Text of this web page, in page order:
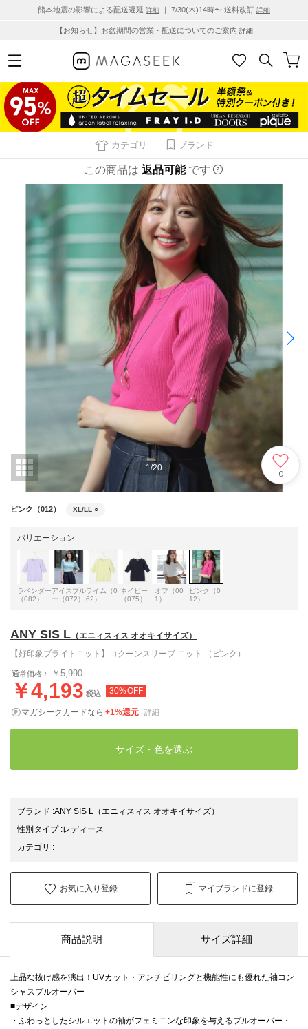
熊本地震の影響による配送遅延 詳細 ｜ 7/30(木)14時〜 送料改訂 詳細
【お知らせ】お盆期間の営業・配送についてのご案内 詳細
カテゴリ ブランド
この商品は 返品可能 です
1 /20
0
ピンク（012） XL/LL ○
バリエーション
ラベンダー
（082）
アイスブル
ー（072）
ライム（0
62）
ネイビー
（075）
オフ（00
1）
ピンク（0
12）
ANY SIS L （エニィスィス オオキイサイズ）
【好印象ブライトニット】コクーンスリーブ ニット （ピンク）
通常価格： ￥5,990
￥4,193 税込 30%OFF
マガシークカードなら +1%還元 詳細
サイズ・色を選ぶ
ブランド :ANY SIS L
（エニィスィス オオキイサイズ）
性別タイプ:レディース
カテゴリ :
お気に入り登録 マイブランドに登録
商品説明 サイズ詳細
上品な抜け感を演出！UVカット・アンチピリングと機能性にも優れた袖コン
シャスプルオーバー
■デザイン
・ふわっとしたシルエットの袖がフェミニンな印象を与えるプルオーバー・